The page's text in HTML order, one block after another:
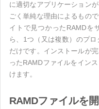
に適切なアプリケーション
ごく単純な理由によるもの
イトで見つかったRAMDを
ら、1つ（又は複数）のプ
だけです。インストールが
ったRAMDファイルをイン
けます。
RAMDファイルを